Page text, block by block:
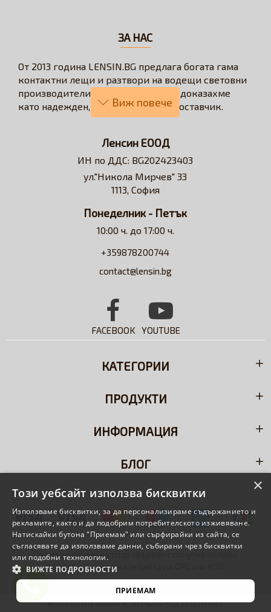
ЗА НАС
От 2013 година LENSIN.BG предлага богата гама
контактни лещи и разтвори на водещи световни
производители. През годините се доказахме
като надежден, бърз и коректен доставчик.
пазаруването в бързо, лесно, удобно и изгодно
решение за всеки потребител на контактни лещи.
Достъпни сме за професионални съвети и
съдействие относно избора на контактни лещи и
Ленсин ЕООД
ИН по ДДС: BG202423403
ул."Никола Мирчев" 33
1113, София
Понеделник - Петък
10:00 ч. до 17:00 ч.
+359878200744
contact@lensin.bg
FACEBOOK YOUTUBE
КАТЕГОРИИ
ПРОДУКТИ
ИНФОРМАЦИЯ
БЛОГ
При възникване на спор свързан с покупка онлайн,
можете да използвате сайта на
Всички права са запазени © 2021 Ленсин ООД BG202423403
×
Този уебсайт използва бисквитки
Използваме бисквитки, за да персонализираме съдържанието и
рекламите, както и да подобрим потребителското изживяване.
Натискайки бутона "Приемам" или сърфирайки из сайта, се
съгласявате да използваме данни, събирани чрез бисквитки
или подобни технологии.
ВИЖТЕ ПОДРОБНОСТИ
ПРИЕМАМ